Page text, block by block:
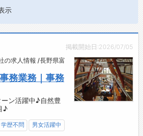
示
掲載開始日:2026/07/05
の求人情報 /長野県富
務業務｜事務
ン活躍中♪自然豊
♪
学歴不問 男女活躍中